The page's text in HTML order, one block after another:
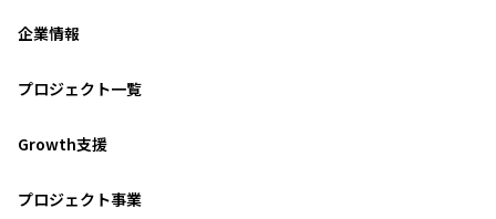
企業情報
プロジェクト一覧
Growth支援
プロジェクト事業